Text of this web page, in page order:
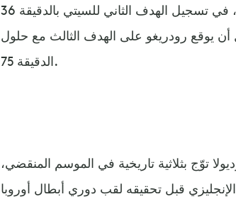
ونجح هالاند، الذي نال لقب هداف الموسم الماضي، في تسجيل الهدف الثاني للسيتي بالدقيقة 36
أن يوقع رودريغو على الهدف الثالث مع حلول
الدقيقة 75.
توّج بثلاثية تاريخية في الموسم المنقضي،
قبل تحقيقه لقب دوري أبطال أوروبا